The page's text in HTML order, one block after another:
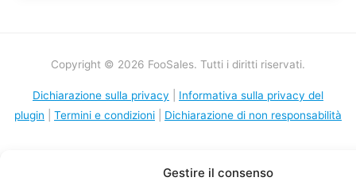
Gestire il consenso
Copyright © 2026 FooSales. Tutti i diritti riservati.
Dichiarazione sulla privacy
Informativa sulla privacy del
plugin
Termini e condizioni Dichiarazione di non responsabilità